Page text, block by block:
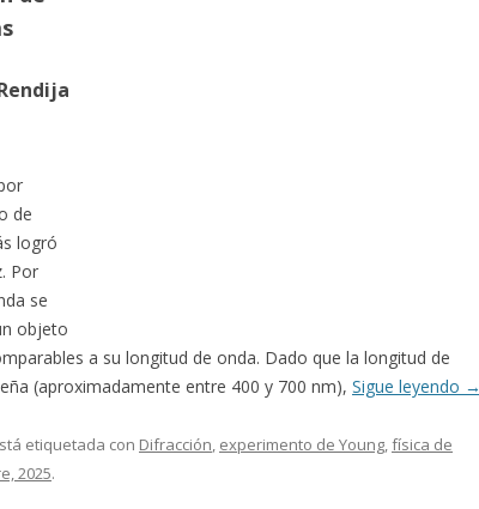
de
logró
Por
se
objeto
a su longitud de onda. Dado que la longitud de
(aproximadamente entre 400 y 700 nm), Sigue leyendo →
etiquetada con Difracción, experimento de Young,física de
2025.